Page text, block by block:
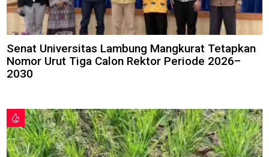
Senat Universitas Lambung Mangkurat Tetapkan
Nomor Urut Tiga Calon Rektor Periode 2026–
2030